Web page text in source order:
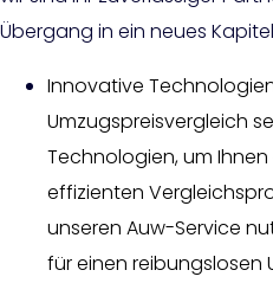
Übergang in ein neues
Innovative
Umzugspreisvergleich
Technologien, um
effizienten
unseren Auw-Service
für einen reibungslosen